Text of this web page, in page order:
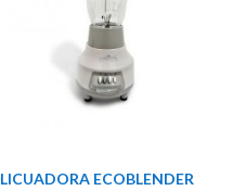
LICUADORA ECOBLENDER